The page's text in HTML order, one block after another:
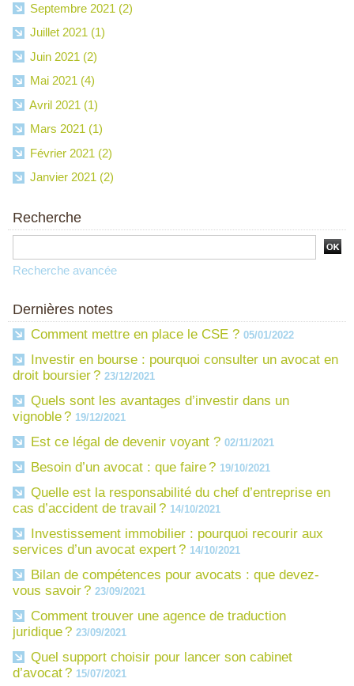
Septembre 2021 (2)
Juillet 2021 (1)
Juin 2021 (2)
Mai 2021 (4)
Avril 2021 (1)
Mars 2021 (1)
Février 2021 (2)
Janvier 2021 (2)
Recherche
Recherche avancée
Dernières notes
Comment mettre en place le CSE ? 05/01/2022
Investir en bourse : pourquoi consulter un avocat en
droit boursier ? 23/12/2021
Quels sont les avantages d’investir dans un
vignoble ? 19/12/2021
Est ce légal de devenir voyant ? 02/11/2021
Besoin d’un avocat : que faire ? 19/10/2021
Quelle est la responsabilité du chef d’entreprise en
cas d’accident de travail ? 14/10/2021
Investissement immobilier : pourquoi recourir aux
services d’un avocat expert ? 14/10/2021
Bilan de compétences pour avocats : que devez-
vous savoir ? 23/09/2021
Comment trouver une agence de traduction
juridique ? 23/09/2021
Quel support choisir pour lancer son cabinet
d’avocat ? 15/07/2021